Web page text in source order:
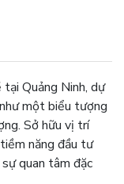
Quảng Ninh, dự
một biểu tượng
Sở hữu vị trí
năng đầu tư
quan tâm đặc